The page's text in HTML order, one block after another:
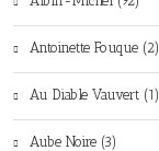
Antoinette Fouque (2)
Au Diable Vauvert (1)
Aube Noire (3)